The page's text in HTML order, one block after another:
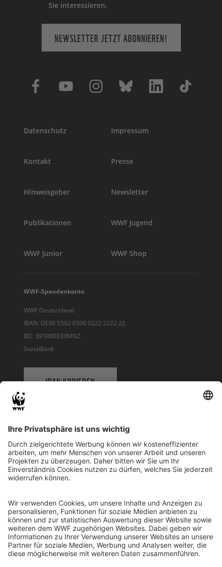
Sie interessieren.
NEWSLETTER JETZT ABONNIEREN!
Datenschutz Impressum
Kontakt Presse
Hinweisgeber Newsletter
Publikationen WWF Jugend
WWF Junior WWF Shop
WWF-Spendenkonto
WWF Deutschland
IBAN: DE06 5502 0500 0222 2222 22
BIC: BFSWDE33MNZ
SozialBank
IBAN KOPIEREN
WWF Deutschland
Reinhardtstr. 18
10117 Berlin
Ihre Spende kann steuerlich geltend gemacht werden
Registriert als Stiftung WWF Deutschland, Senatsverwaltung für
Justiz Berlin, Az: 3416/976/2
Umsatzsteuer-Identifikationsnummer: DE 114236103